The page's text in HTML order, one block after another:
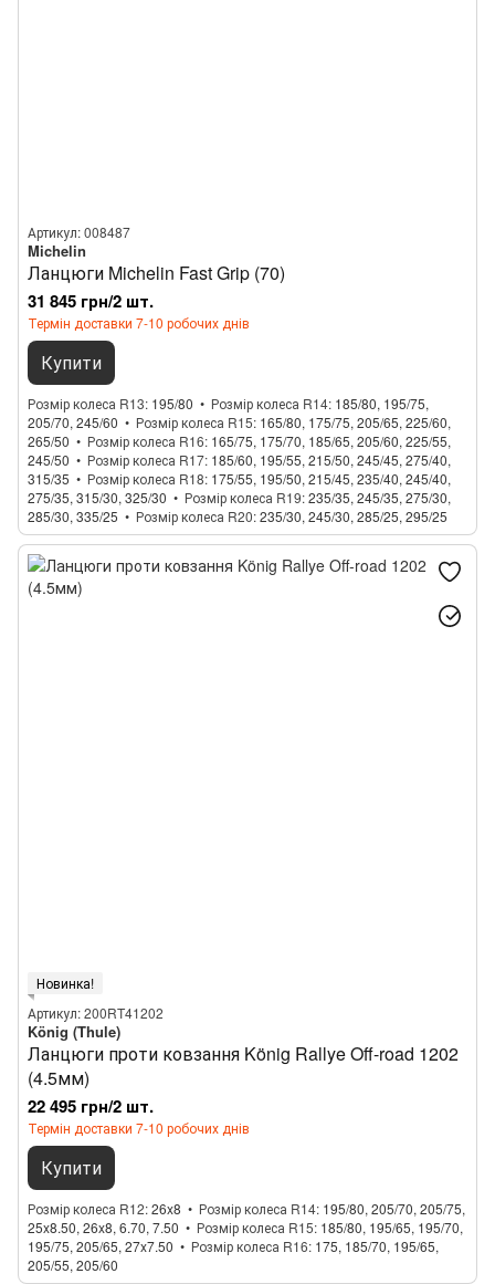
Артикул: 008487
Michelin
Ланцюги Michelin Fast Grip (70)
31 845 грн/2 шт.
Термін доставки 7-10 робочих днів
Купити
Розмір колеса R13 195/80 Розмір колеса R14 185/80, 195/75,
205/70, 245/60
Розмір колеса R15 165/80, 175/75, 205/65, 225/60,
265/50
Розмір колеса R16 165/75, 175/70, 185/65, 205/60, 225/55,
245/50
Розмір колеса R17 185/60, 195/55, 215/50, 245/45, 275/40,
315/35
Розмір колеса R18 175/55, 195/50, 215/45, 235/40, 245/40,
275/35, 315/30, 325/30
Розмір колеса R19 235/35, 245/35, 275/30,
285/30, 335/25
Розмір колеса R20 235/30, 245/30, 285/25, 295/25
Новинка!
Артикул: 200RT41202
König (Thule)
Ланцюги проти ковзання König Rallye Off-road 1202
(4.5мм)
22 495 грн/2 шт.
Термін доставки 7-10 робочих днів
Купити
Розмір колеса R12 26x8 Розмір колеса R14 195/80, 205/70, 205/75,
25x8.50, 26x8, 6.70, 7.50
Розмір колеса R15 185/80, 195/65, 195/70,
195/75, 205/65, 27x7.50
Розмір колеса R16 175, 185/70, 195/65,
205/55, 205/60